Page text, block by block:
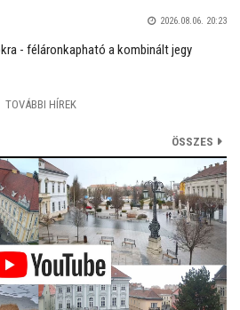
2026.08.06. 20:23
- féláronkapható a kombinált jegy
TOVÁBBI HÍREK
ÖSSZES